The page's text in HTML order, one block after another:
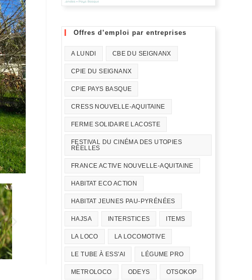
Offres d’emploi par entreprises
A LUNDI CBE DU SEIGNANX
CPIE DU SEIGNANX
CPIE PAYS BASQUE
CRESS NOUVELLE-AQUITAINE
FERME SOLIDAIRE LACOSTE
FESTIVAL DU CINÉMA DES UTOPIES
RÉELLES
FRANCE ACTIVE NOUVELLE-AQUITAINE
HABITAT ECO ACTION
HABITAT JEUNES PAU-PYRÉNÉES
HAJSA INTERSTICES ITEMS
LA LOCO LA LOCOMOTIVE
LE TUBE À ESS'AI LÉGUME PRO
METROLOCO ODEYS OTSOKOP